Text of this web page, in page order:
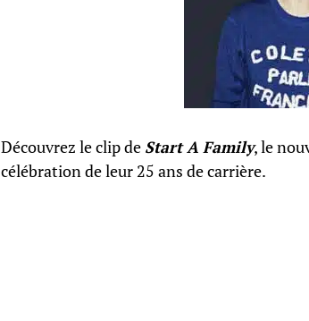
Découvrez le clip de Start A Family, le
célébration de leur 25 ans de carrière.